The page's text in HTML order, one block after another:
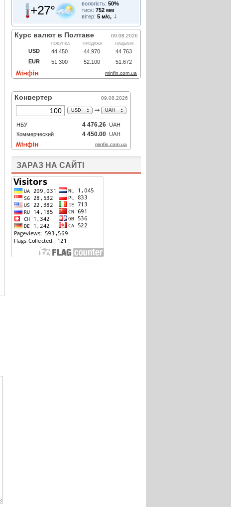
+27° вологість: 50%
тиск: 752 мм
вітер: 5 м/с,
ЗАРАЗ НА САЙТІ